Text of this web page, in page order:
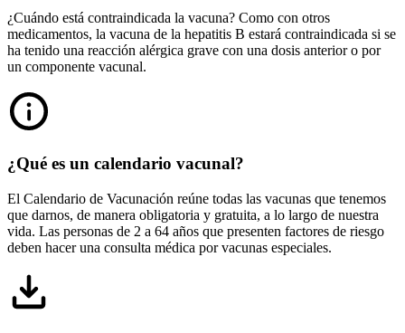
¿Cuándo está contraindicada la vacuna? Como con otros
medicamentos, la vacuna de la hepatitis B estará contraindicada si se
ha tenido una reacción alérgica grave con una dosis anterior o por
un componente vacunal.
¿Qué es un calendario vacunal?
El Calendario de Vacunación reúne todas las vacunas que tenemos
que darnos, de manera obligatoria y gratuita, a lo largo de nuestra
vida. Las personas de 2 a 64 años que presenten factores de riesgo
deben hacer una consulta médica por vacunas especiales.